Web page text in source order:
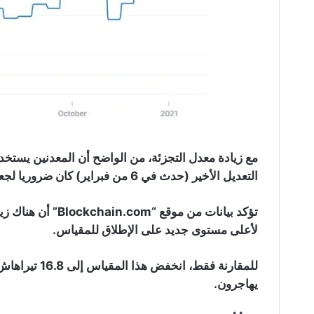
مع زيادة معدل التجزئة، من الواضح أن المعدنين
التعديل الأخير (حدث في 6 من فبراير) كان ضروريا لجعل الأمر أكثر صعوبة.
لأعلى مستوى جديد على الإطلاق للمقياس.
للمقارنة
يهاجرون.